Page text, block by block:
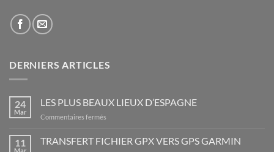
DERNIERS ARTICLES
24
Mar
LES PLUS BEAUX LIEUX D’ESPAGNE
Commentaires fermés
PLUS
11 TRANSFERT FICHIER GPX VERS GPS GARMIN